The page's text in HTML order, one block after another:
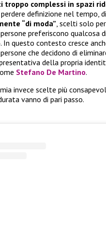
troppo complessi in spazi
definizione nel tempo,
“di moda” , scelti solo
preferiscono
In questo contesto cresce
che decidono di
della propria
Stefano De Martino.
invece scelte più
vanno di pari passo.